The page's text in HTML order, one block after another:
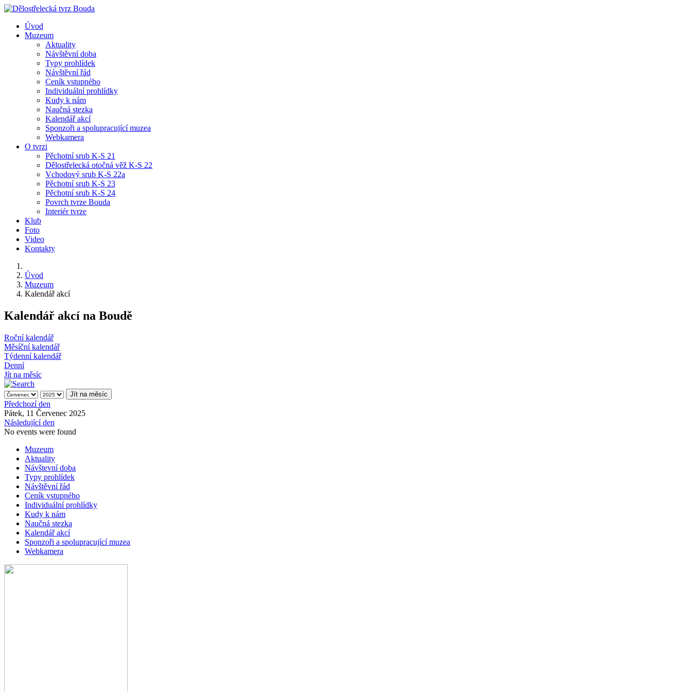
Úvod
Muzeum
Aktuality
Návštěvní doba
Typy prohlídek
Návštěvní řád
Ceník vstupného
Individuální prohlídky
Kudy k nám
Naučná stezka
Kalendář akcí
Sponzoři a spolupracující muzea
Webkamera
O tvrzi
Pěchotní srub K-S 21
Dělostřelecká otočná věž K-S 22
Vchodový srub K-S 22a
Pěchotní srub K-S 23
Pěchotní srub K-S 24
Povrch tvrze Bouda
Interiér tvrze
Klub
Foto
Video
Kontakty
Úvod
Muzeum
Kalendář akcí
Kalendář akcí na Boudě
Roční kalendář
Měsíční kalendář
Týdenní kalendář
Denní
Jít na měsíc
Jít na měsíc
Předchozí den
Pátek, 11 Červenec 2025
Následující den
No events were found
Muzeum
Aktuality
Návštevní doba
Typy prohlídek
Návštěvní řád
Ceník vstupného
Individuální prohlídky
Kudy k nám
Naučná stezka
Kalendář akcí
Sponzoři a spolupracující muzea
Webkamera